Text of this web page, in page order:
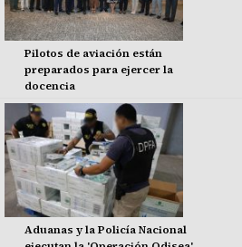
Pilotos de aviación están
preparados para ejercer la
docencia
Aduanas y la Policía Nacional